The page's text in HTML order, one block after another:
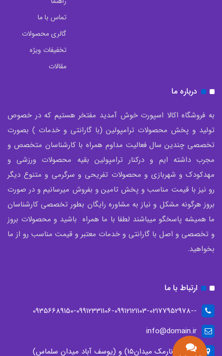
تماس با ما
گالری محصولات
تخفیفات ویژه
مقالات
درباره ما
به فروشگاه اکالا اسپورت خوش آمدید مفتخر هستیم که در خصوص
تولید و پخش محصولات ترامپولین (با گارانتی و خدمات ) بصورت
تخصصی چندین سال فعالیت مداوم همراه با کارشناسان متخصص و
مجرب داشته ایم و درکنار ترامپولین بقیه محصولات ورزشی و
مهدکودک و شهربازی و محصولات تفریحی و سرگرمی و متنوع دیگر
رو نیز با قیمت مناسب و پخش تامین و بفروش میرسانیم و در صورت
بروز هرگونه مشکل و نیاز به مشاوره رایگان بطور تخصصی کارشناسان
ما همیشه پاسخگو میباشند لطفا با ما همراه باشید و محصولات بروز
و تخصصی و اصل با گارانتی و خدمات معتبر و قیمت مناسب رو از ما
بخواهید.
ارتباط با ما
--09356689150-09912331106-09912121103-02177952978
info@domain.ir
تهران، (نارمک میدان15) و (یوسف آباد میدان سلماس)